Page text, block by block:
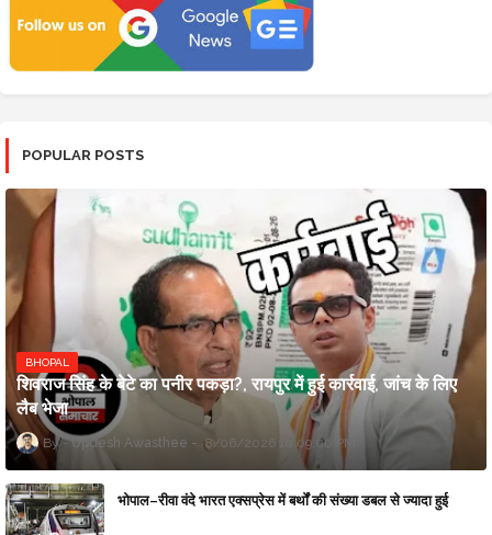
POPULAR POSTS
BHOPAL
शिवराज सिंह के बेटे का पनीर पकड़ा?, रायपुर में हुई कार्रवाई, जांच के लिए
लैब भेजा
Updesh Awasthee 8/06/2026 10:09:00 PM
भोपाल–रीवा वंदे भारत एक्सप्रेस में बर्थों की संख्या डबल से ज्यादा हुई